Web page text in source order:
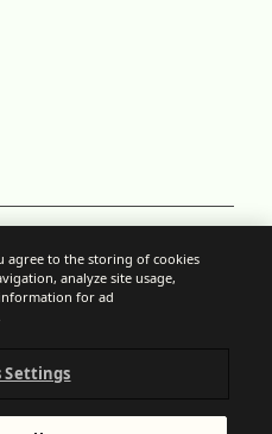
agree to the storing of cookies
analyze site usage,
for ad
Settings